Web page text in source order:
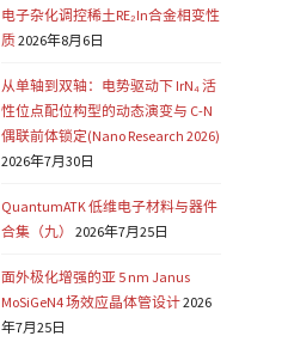
电子杂化调控稀土RE₂In合金相变性
质2026年8月6日
从单轴到双轴：电势驱动下 IrN₄ 活
性位点配位构型的动态演变与 C-N
偶联前体锁定(Nano Research 2026)
2026年7月30日
QuantumATK 低维电子材料与器件
合集（九）
2026年7月25日
面外极化增强的亚 5 nm Janus
MoSiGeN4 场效应晶体管设计2026
年7月25日